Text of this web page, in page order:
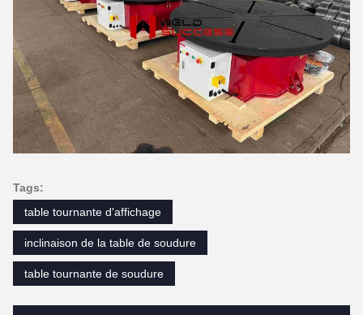
Tags:
table tournante d'affichage
inclinaison de la table de soudure
table tournante de soudure